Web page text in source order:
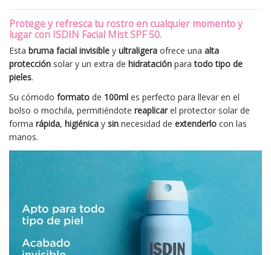
Protege y refresca tu rostro en cualquier momento y
lugar con ISDIN Facial Mist SPF 50.
Esta bruma facial invisible y ultraligera ofrece una alta
protección solar y un extra de hidratación paratodo tipo de
pieles.
Su cómodo formato de 100ml es perfecto para llevar en el
bolso o mochila, permitiéndote reaplicarel protector solar de
forma rápida, higiénica y sin necesidad de extenderlo con las
manos.